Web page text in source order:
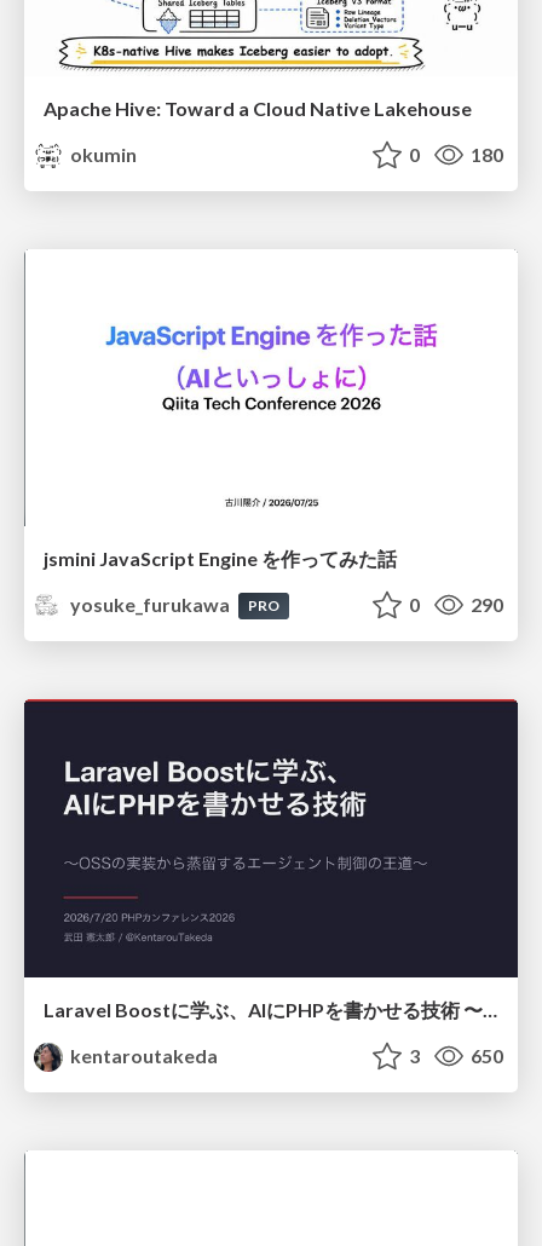
Apache Hive: Toward a Cloud Native Lakehouse
okumin
0 180
jsmini JavaScript Engine を作ってみた話
yosuke_furukawa
PRO 0 290
kentaroutakeda
3 650